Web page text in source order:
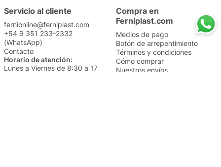
Servicio al cliente
fernionline@ferniplast.com
+54 9 351 233-2332
(WhatsApp)
Contacto
Horario de atención:
Lunes a Viernes de 8:30 a 17
Compra en
Ferniplast.com
Medios de pago
Botón de arrepentimiento
Términos y condiciones
Cómo comprar
Nuestros envíos